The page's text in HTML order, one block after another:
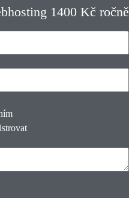
1400 Kč ročně